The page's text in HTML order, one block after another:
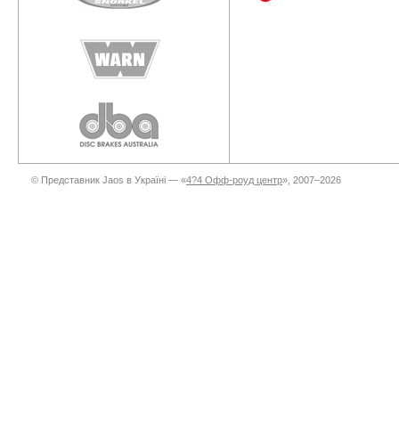
© Представник Jaos в Україні — «4?4 Офф-роуд центр», 2007–2026